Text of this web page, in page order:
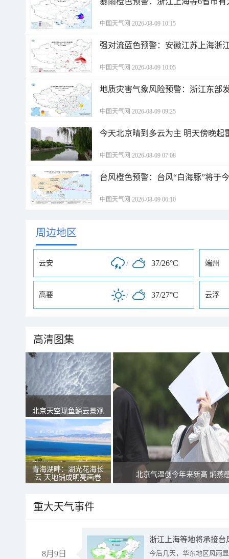
中国天气网 2026-08-09 10:15
强对流蓝色预警：安徽江苏上海浙
中国天气网 2026-08-09 10:05
地质灾害气象风险预警：浙江东部
中国天气网 2026-08-09 09:25
今天北京晴到多云为主 明天傍晚起
中国天气网 2026-08-09 07:08
台风橙色预警：台风“白海豚”将于
中国天气网 2026-08-09 06:10
周边地区
云安 / 37/26°C 端州
高要 / 37/27°C 云浮
高清图集
北京天空现鱼鳞云景观
青海湖畔：湖光花海长
云 天地铺成明亮画卷
北京气温创今年来新高 焖蒸
重大天气事件
8月9日
浙江上海等地将承接台
今后几天，华东地区风雨